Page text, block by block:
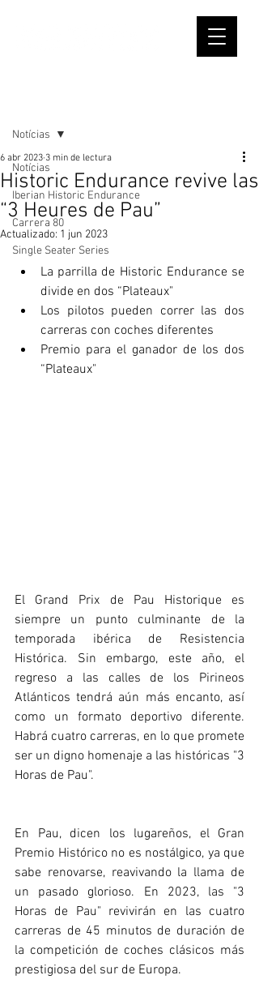
Notícias
Iberian Historic Endurance
Carrera 80
Single Seater Series
Notícias
Historic Endurance revive las
“3 Heures de Pau”
6 abr 2023 3 min de lectura
Actualizado: 1 jun 2023
La parrilla de Historic Endurance se
divide en dos “Plateaux"
Los pilotos pueden correr las dos
carreras con coches diferentes
Premio para el ganador de los dos
“Plateaux"
El Grand Prix de Pau Historique es
siempre un punto culminante de la
temporada ibérica de Resistencia
Histórica. Sin embargo, este año, el
regreso a las calles de los Pirineos
Atlánticos tendrá aún más encanto, así
como un formato deportivo diferente.
Habrá cuatro carreras, en lo que promete
ser un digno homenaje a las históricas "3
Horas de Pau".
En Pau, dicen los lugareños, el Gran
Premio Histórico no es nostálgico, ya que
sabe renovarse, reavivando la llama de
un pasado glorioso. En 2023, las "3
Horas de Pau" revivirán en las cuatro
carreras de 45 minutos de duración de
la competición de coches clásicos más
prestigiosa del sur de Europa.